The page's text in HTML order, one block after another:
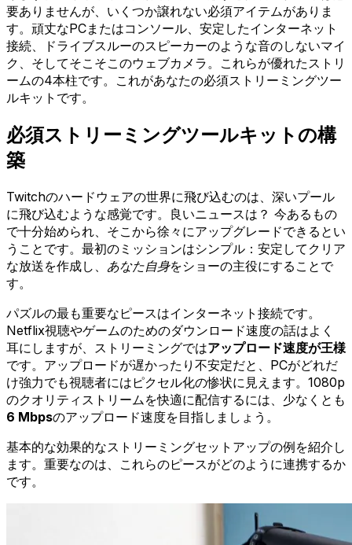
要ありませんが、いくつか譲れない必須アイテムがありま
す。頑丈なPCまたはコンソール、安定したインターネット
接続、ドライブスルーのスピーカーのような音のしないマイ
ク、そしてそこそこのウェブカメラ。これらが優れたストリ
ームの4本柱です。これがあなたの必須ストリーミングツー
ルキットです。
必須ストリーミングツールキットの構
築
Twitchのハードウェアの世界に飛び込むのは、深いプール
に飛び込むような感覚です。良いニュースは？ 今あるもの
で十分始められ、そこから徐々にアップグレードできるとい
うことです。最初のミッションはシンプル：安定してクリア
な放送を作成し、 あなた自身をショーの主役にすることで
す。
パズルの最も重要なピースはインターネット接続です。
Netflix視聴やゲームのためのダウンロード速度の話はよく
耳にしますが、ストリーミングではアップロード速度が王様
です。アップロードが遅かったり不安定だと、PCがどれだ
け強力でも視聴者にはピクセル化の惨状に見えます。1080p
のクオリティストリームを快適に配信するには、少なくとも
6 Mbpsのアップロード速度を目指しましょう。
基本的な効果的なストリーミングセットアップの例を紹介し
ます。重要なのは、これらのピースがどのように連携するか
です。